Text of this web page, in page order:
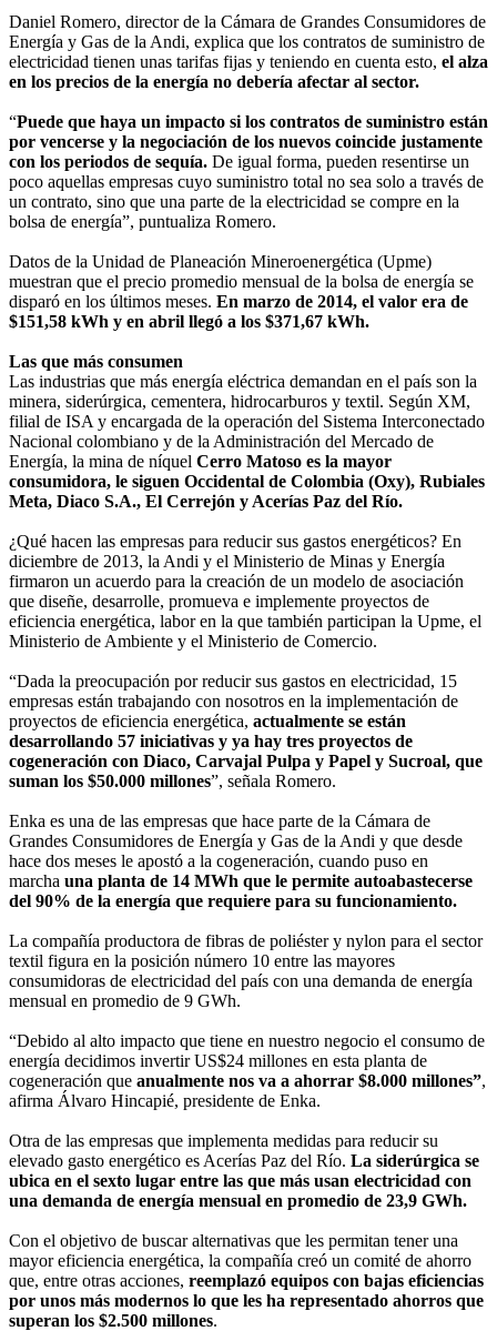
Daniel Romero, director de la Cámara de Grandes Consumidores de
Energía y Gas de la Andi, explica que los contratos de suministro de
electricidad tienen unas tarifas fijas y teniendo en cuenta esto, el alza
en los precios de la energía no debería afectar al sector.
“Puede que haya un impacto si los contratos de suministro están
por vencerse y la negociación de los nuevos coincide justamente
con los periodos de sequía. De igual forma, pueden resentirse un
poco aquellas empresas cuyo suministro total no sea solo a través de
un contrato, sino que una parte de la electricidad se compre en la
bolsa de energía”, puntualiza Romero.
Datos de la Unidad de Planeación Mineroenergética (Upme)
muestran que el precio promedio mensual de la bolsa de energía se
disparó en los últimos meses. En marzo de 2014, el valor era de
$151,58 kWh y en abril llegó a los $371,67 kWh.
Las que más consumen
Las industrias que más energía eléctrica demandan en el país son la
minera, siderúrgica, cementera, hidrocarburos y textil. Según XM,
filial de ISA y encargada de la operación del Sistema Interconectado
Nacional colombiano y de la Administración del Mercado de
Energía, la mina de níquel Cerro Matoso es la mayor
consumidora, le siguen Occidental de Colombia (Oxy), Rubiales
Meta, Diaco S.A., El Cerrejón y Acerías Paz del Río.
¿Qué hacen las empresas para reducir sus gastos energéticos? En
diciembre de 2013, la Andi y el Ministerio de Minas y Energía
firmaron un acuerdo para la creación de un modelo de asociación
que diseñe, desarrolle, promueva e implemente proyectos de
eficiencia energética, labor en la que también participan la Upme, el
Ministerio de Ambiente y el Ministerio de Comercio.
“Dada la preocupación por reducir sus gastos en electricidad, 15
empresas están trabajando con nosotros en la implementación de
proyectos de eficiencia energética, actualmente se están
desarrollando 57 iniciativas y ya hay tres proyectos de
cogeneración con Diaco, Carvajal Pulpa y Papel y Sucroal, que
suman los $50.000 millones”, señala Romero.
Enka es una de las empresas que hace parte de la Cámara de
Grandes Consumidores de Energía y Gas de la Andi y que desde
hace dos meses le apostó a la cogeneración, cuando puso en
marcha una planta de 14 MWh que le permite autoabastecerse
del 90% de la energía que requiere para su funcionamiento.
La compañía productora de fibras de poliéster y nylon para el sector
textil figura en la posición número 10 entre las mayores
consumidoras de electricidad del país con una demanda de energía
mensual en promedio de 9 GWh.
“Debido al alto impacto que tiene en nuestro negocio el consumo de
energía decidimos invertir US$24 millones en esta planta de
cogeneración que anualmente nos va a ahorrar $8.000 millones”,
afirma Álvaro Hincapié, presidente de Enka.
Otra de las empresas que implementa medidas para reducir su
elevado gasto energético es Acerías Paz del Río. La siderúrgica se
ubica en el sexto lugar entre las que más usan electricidad con
una demanda de energía mensual en promedio de 23,9 GWh.
Con el objetivo de buscar alternativas que les permitan tener una
mayor eficiencia energética, la compañía creó un comité de ahorro
que, entre otras acciones, reemplazó equipos con bajas eficiencias
por unos más modernos lo que les ha representado ahorros que
superan los $2.500 millones.